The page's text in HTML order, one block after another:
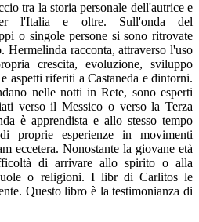
tra la storia personale dell'autrice e
l'Italia e oltre. Sull'onda del
o singole persone si sono ritrovate
Hermelinda racconta, attraverso l'uso
crescita, evoluzione, sviluppo
aspetti riferiti a Castaneda e dintorni.
nelle notti in Rete, sono esperti
verso il Messico o verso la Terza
è apprendista e allo stesso tempo
proprie esperienze in movimenti
eccetera. Nonostante la giovane età
di arrivare allo spirito o alla
o religioni. I libr di Carlitos le
Questo libro è la testimonianza di